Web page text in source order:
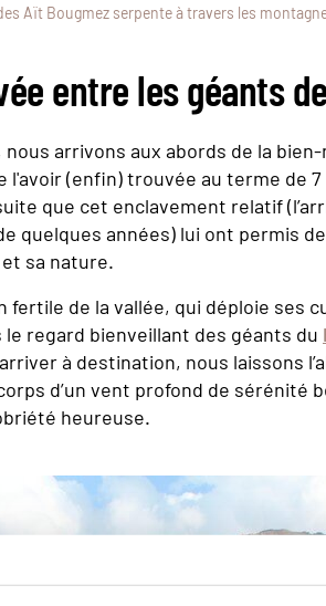
Aït Bougmez serpente à travers les
entre les géants
nous arrivons aux abords de la
l'avoir (enfin) trouvée au terme de
que cet enclavement relatif
quelques années) lui ont permis
sa nature.
fertile de la vallée, qui déploie ses
le regard bienveillant des géants du
à destination, nous laissons
d’un vent profond de sérénité
heureuse.